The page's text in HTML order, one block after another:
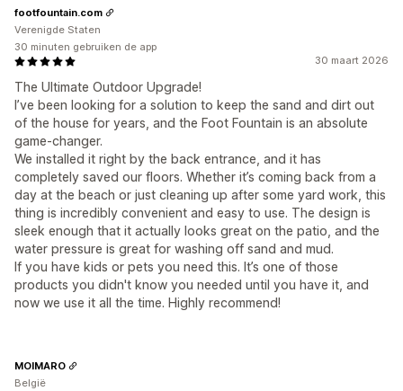
30 maart 2026
The Ultimate Outdoor Upgrade!
I’ve been looking for a solution to keep the sand and dirt out
of the house for years, and the Foot Fountain is an absolute
game-changer.
We installed it right by the back entrance, and it has
completely saved our floors. Whether it’s coming back from a
day at the beach or just cleaning up after some yard work, this
thing is incredibly convenient and easy to use. The design is
sleek enough that it actually looks great on the patio, and the
water pressure is great for washing off sand and mud.
If you have kids or pets you need this. It’s one of those
products you didn't know you needed until you have it, and
now we use it all the time. Highly recommend!
footfountain.com
Verenigde Staten
30 minuten gebruiken de app
MOIMARO
België